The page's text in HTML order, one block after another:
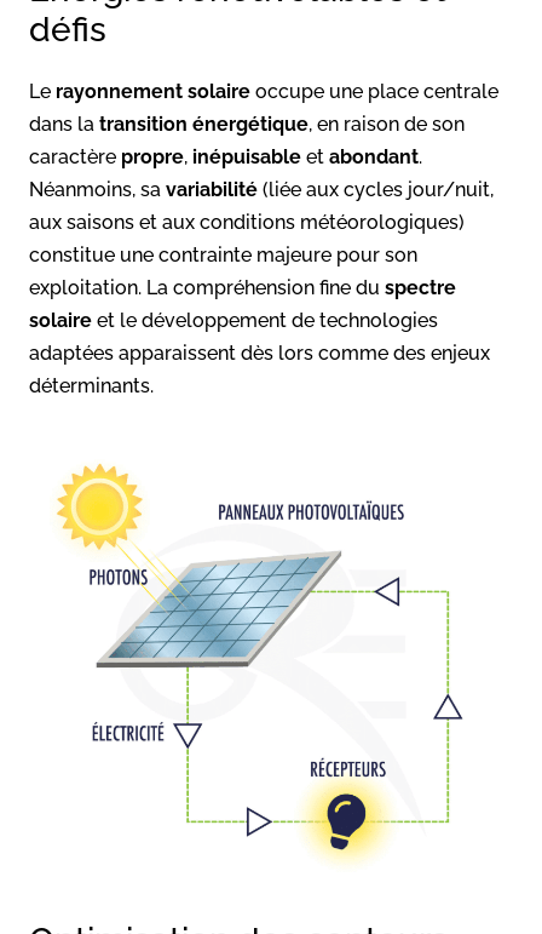
défis
Le rayonnement solaire occupe une place centrale
dans la transition énergétique, en raison de son
caractère propre, inépuisable et abondant.
Néanmoins, sa variabilité (liée aux cycles jour/nuit,
aux saisons et aux conditions météorologiques)
constitue une contrainte majeure pour son
exploitation. La compréhension fine du spectre
solaire et le développement de technologies
adaptées apparaissent dès lors comme des enjeux
déterminants.